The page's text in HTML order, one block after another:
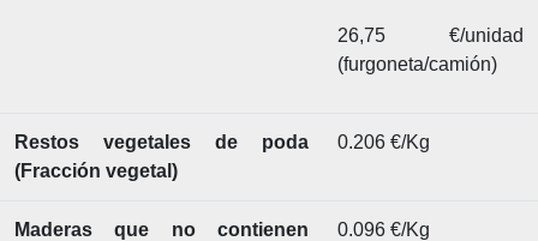
26,75 €/unidad
(furgoneta/camión)
Restos vegetales de poda
(Fracción vegetal)
0.206 €/Kg
Maderas que no contienen
0.096 €/Kg